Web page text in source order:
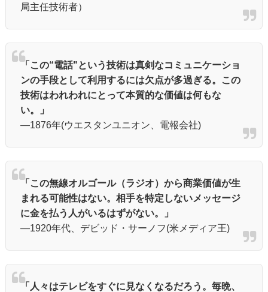
局主任技術者）
「この“電話"という技術は真剣なコミュニケーショ
ンの手段として利用するには欠点が多過ぎる。この
技術はわれわれにとって本質的な価値は何もな
い。」
―1876年(ウエスタンユニオン、電報会社)
「この無線オルゴール（ラジオ）から商業価値が生
まれる可能性はない。相手を特定しないメッセージ
に金を払う人がいるはずがない。」
―1920年代、デビッド・サーノフ(米メディア王)
「人々はテレビをすぐに見なくなるだろう。毎晩、